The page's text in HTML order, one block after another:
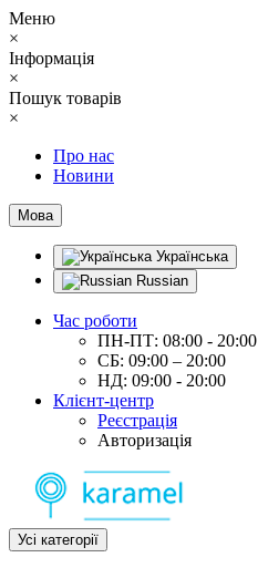
Меню
×
Інформація
×
Пошук товарів
×
Про нас
Новини
Мова
Українська
Russian
Час роботи
ПН-ПТ: 08:00 - 20:00
СБ: 09:00 – 20:00
НД: 09:00 - 20:00
Клієнт-центр
Реєстрація
Авторизація
Усі категорії